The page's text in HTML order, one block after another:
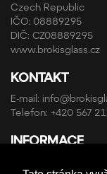
Czech Republic
IČO: 08889295
DIČ: CZ08889295
www.brokisglass.cz
KONTAKT
E-mail:
Telefon: +420 567
INFORMACE